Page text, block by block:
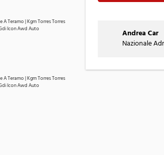
Andrea Car
Nazionale